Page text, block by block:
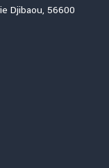
Djibaou, 56600